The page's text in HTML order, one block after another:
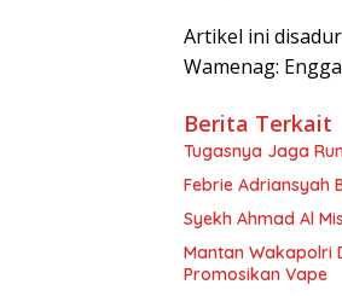
Artikel ini
Wamenag:
Berita Terkait
Tugasnya Jaga
Febrie Adriansyah
Syekh Ahmad Al
Mantan Wakapolri
Promosikan Vape